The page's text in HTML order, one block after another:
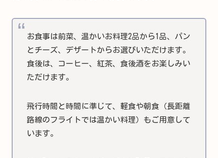
お食事は前菜、温かいお料理2品から1品、パン
とチーズ、デザートからお選びいただけます。
食後は、コーヒー、紅茶、食後酒をお楽しみい
ただけます。
飛行時間と時間に準じて、軽食や朝食（長距離
路線のフライトでは温かい料理）もご用意して
います。